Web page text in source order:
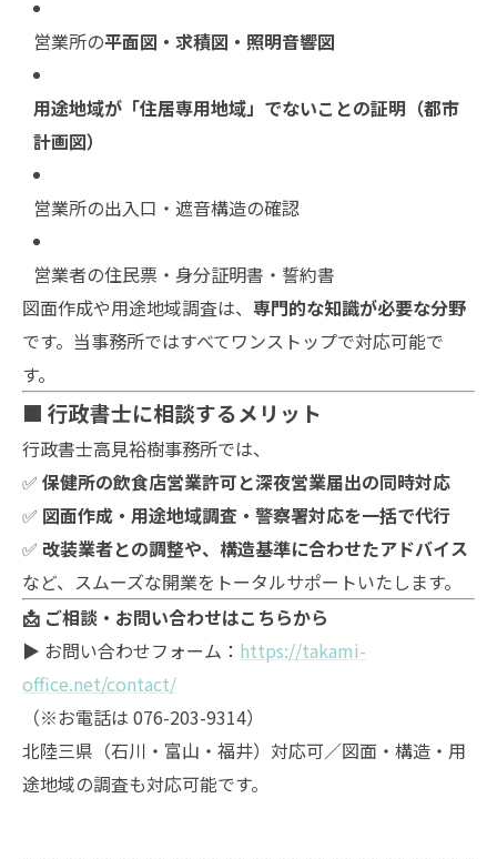
営業所の平面図・求積図・照明音響図
用途地域が「住居専用地域」でないことの証明（都市
計画図）
営業所の出入口・遮音構造の確認
営業者の住民票・身分証明書・誓約書
図面作成や用途地域調査は、 専門的な知識が必要な分野
です。当事務所ではすべてワンストップで対応可能で
す。
■ 行政書士に相談するメリット
行政書士高見裕樹事務所では、
✅ 保健所の飲食店営業許可と深夜営業届出の同時対応
✅ 図面作成・用途地域調査・警察署対応を一括で代行
✅ 改装業者との調整や、構造基準に合わせたアドバイス
など、スムーズな開業をトータルサポートいたします。
📩 ご相談・お問い合わせはこちらから
▶ お問い合わせフォーム： https://takami-
office.net/contact/
（※お電話は 076-203-9314）
北陸三県（石川・富山・福井）対応可／図面・構造・用
途地域の調査も対応可能です。